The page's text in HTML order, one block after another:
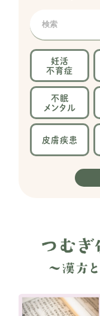
妊活
不育症
不眠
メンタル
皮膚疾患